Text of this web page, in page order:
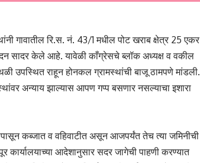
गावातील रि.स. नं. 43/1 मधील पोट खराब क्षेत्र 25 एकर
सादर केले आहे. यावेळी काँग्रेसचे ब्लॉक अध्यक्ष व वकील
उपस्थित राहून होनकल ग्रामस्थांची बाजू ठामपणे मांडली.
अन्याय झाल्यास आपण गप्प बसणार नसल्याचा इशारा
कब्जात व वहिवाटीत असून आजपर्यंत तेच त्या जमिनीची
आदेशानुसार सदर जागेची पाहणी करण्यात